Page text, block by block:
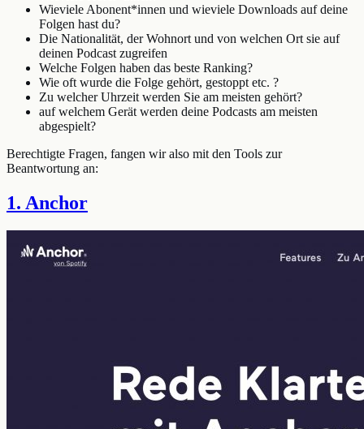
Wieviele Abonent*innen und wieviele Downloads auf deine
Folgen hast du?
Die Nationalität, der Wohnort und von welchen Ort sie auf
deinen Podcast zugreifen
Welche Folgen haben das beste Ranking?
Wie oft wurde die Folge gehört, gestoppt etc. ?
Zu welcher Uhrzeit werden Sie am meisten gehört?
auf welchem Gerät werden deine Podcasts am meisten
abgespielt?
Berechtigte Fragen, fangen wir also mit den Tools zur
Beantwortung an:
1. Anchor